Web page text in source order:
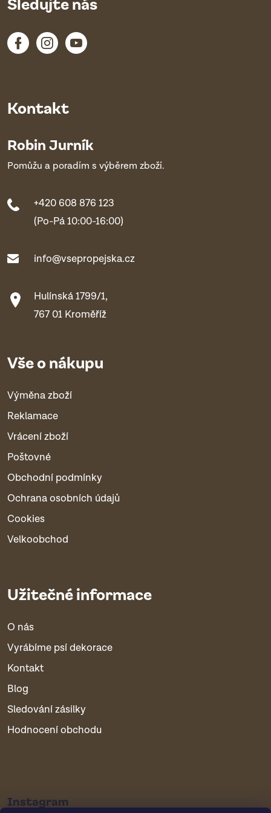
Kontakt
Robin Jurník
Pomůžu a poradím s výběrem zboží.
+420 608 876 123
(Po-Pá 10:00-16:00)
info@vsepropejska.cz
Hulínská 1799/1,
767 01 Kroměříž
Vše o nákupu
Výměna zboží
Reklamace
Vrácení zboží
Poštovné
Obchodní podmínky
Ochrana osobních údajů
Cookies
Velkoobchod
Užitečné informace
O nás
Vyrábíme psí dekorace
Kontakt
Blog
Sledování zásilky
Hodnocení obchodu
Instagram